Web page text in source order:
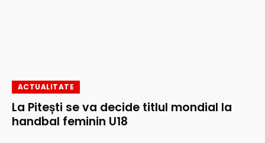
ACTUALITATE
La Pitești se va decide titlul mondial la
handbal feminin U18